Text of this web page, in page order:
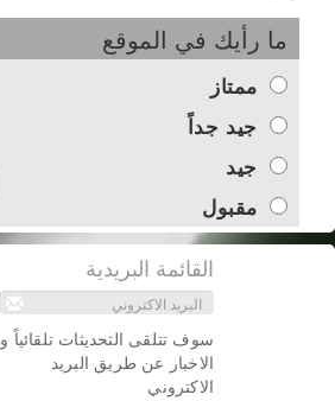
ما رأيك في الموقع
ممتاز
جيد جداً
جيد
مقبول
القائمة البريدية
سوف تتلقى التحديثات تلقائياً و
الاخبار عن طريق البريد
الاكتروني